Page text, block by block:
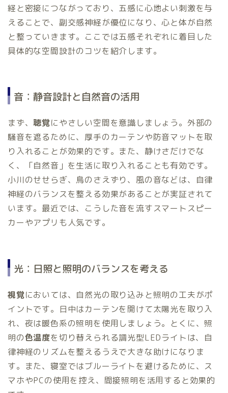
経と密接につながっており、五感に心地よい刺激を与
えることで、副交感神経が優位になり、心と体が自然
と整っていきます。ここでは五感それぞれに着目した
具体的な空間設計のコツを紹介します。
音：静音設計と自然音の活用
まず、聴覚にやさしい空間を意識しましょう。外部の
騒音を遮るために、厚手のカーテンや防音マットを取
り入れることが効果的です。また、静けさだけでな
く、「自然音」を生活に取り入れることも有効です。
小川のせせらぎ、鳥のさえずり、風の音などは、自律
神経のバランスを整える効果があることが実証されて
います。最近では、こうした音を流すスマートスピー
カーやアプリも人気です。
光：日照と照明のバランスを考える
視覚においては、自然光の取り込みと照明の工夫がポ
イントです。日中はカーテンを開けて太陽光を取り入
れ、夜は暖色系の照明を使用しましょう。とくに、照
明の色温度を切り替えられる調光型LEDライトは、自
律神経のリズムを整えるうえで大きな助けになりま
す。また、寝室ではブルーライトを避けるために、ス
マホやPCの使用を控え、間接照明を活用すると効果的